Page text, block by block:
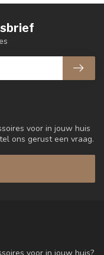
voor in jouw huis
ons gerust een vraag.